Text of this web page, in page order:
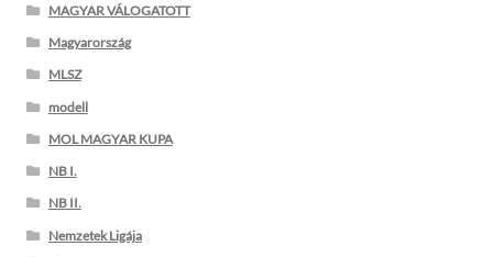
MAGYAR VÁLOGATOTT
Magyarország
MLSZ
modell
MOL MAGYAR KUPA
NB I.
NB II.
Nemzetek Ligája